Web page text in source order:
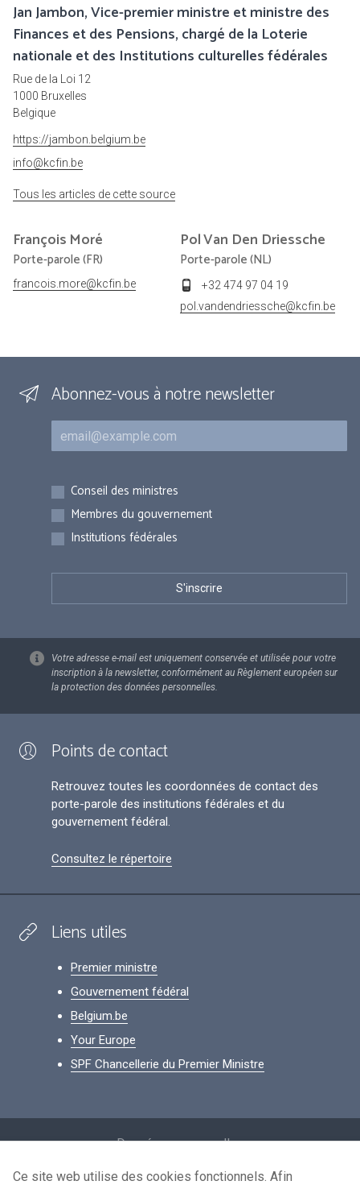
Jan Jambon, Vice-premier ministre et ministre des
Finances et des Pensions, chargé de la Loterie
nationale et des Institutions culturelles fédérales
Rue de la Loi 12
1000 Bruxelles
Belgique
https://jambon.belgium.be
info@kcfin.be
Tous les articles de cette source
François Moré
Porte-parole (FR)
francois.more@kcfin.be
PolVan Den Driessche
Porte-parole (NL)
+32 474 97 04 19
pol.vandendriessche@kcfin.be
Abonnez-vous à notre newsletter
Courriel
Inscriptions
Conseil des ministres
Membres du gouvernement
Institutions fédérales
Votre adresse e-mail est uniquement conservée et utilisée pour votre
inscription à la newsletter, conformément au Règlement européen sur
la protection des données personnelles.
Points de contact
Retrouvez toutes les coordonnées de contact des
porte-parole des institutions fédérales et du
gouvernement fédéral.
Consultez le répertoire
Liens utiles
Premier ministre
Gouvernement fédéral
Belgium.be
Your Europe
SPF Chancellerie du Premier Ministre
Données personnelles
Conditions de réutilisation
Ce site web utilise des cookies fonctionnels. Afin